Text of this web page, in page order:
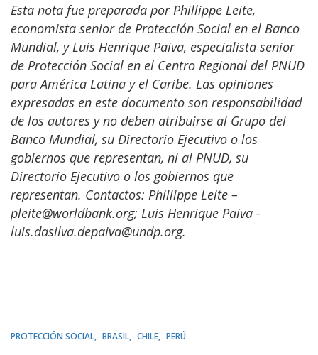
Esta nota fue preparada por Phillippe Leite,
economista senior de Protección Social en el Banco
Mundial, y Luis Henrique Paiva, especialista senior
de Protección Social en el Centro Regional del PNUD
para América Latina y el Caribe. Las opiniones
expresadas en este documento son responsabilidad
de los autores y no deben atribuirse al Grupo del
Banco Mundial, su Directorio Ejecutivo o los
gobiernos que representan, ni al PNUD, su
Directorio Ejecutivo o los gobiernos que
representan. Contactos: Phillippe Leite –
pleite@worldbank.org; Luis Henrique Paiva -
luis.dasilva.depaiva@undp.org.
PROTECCIÓN SOCIAL BRASIL CHILE PERÚ